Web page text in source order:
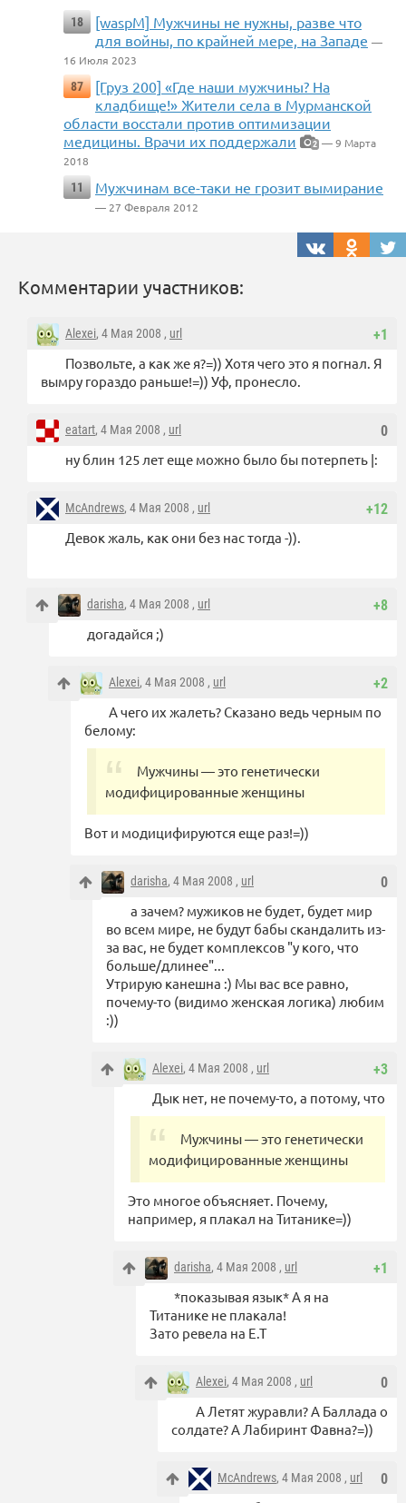
18
[waspM] Мужчины не нужны, разве что
для войны, по крайней мере, на Западе —
16 Июля 2023
87
[Груз 200] ​«Где наши мужчины? На
кладбище!» Жители села в Мурманской
области восстали против оптимизации
медицины. Врачи их поддержали
2 — 9 Марта
2018
11
Мужчинам все-таки не грозит вымирание
— 27 Февраля 2012
Комментарии участников:
+1
Alexei, 4 Мая 2008 , url
Позвольте, а как же я?=)) Хотя чего это я погнал. Я
вымру гораздо раньше!=)) Уф, пронесло.
0
eatart, 4 Мая 2008 , url
ну блин 125 лет еще можно было бы потерпеть |:
+12
McAndrews, 4 Мая 2008 , url
Девок жаль, как они без нас тогда -)).
+8
darisha, 4 Мая 2008 , url
догадайся ;)
+2
Alexei, 4 Мая 2008 , url
А чего их жалеть? Сказано ведь черным по
белому:
Мужчины — это генетически
модифицированные женщины
Вот и модицифируются еще раз!=))
0
darisha, 4 Мая 2008 , url
а зачем? мужиков не будет, будет мир
во всем мире, не будут бабы скандалить из-
за вас, не будет комплексов "у кого, что
больше/длинее"...
Утрирую канешна :) Мы вас все равно,
почему-то (видимо женская логика) любим
:))
+3
Alexei, 4 Мая 2008 , url
Дык нет, не почему-то, а потому, что
Мужчины — это генетически
модифицированные женщины
Это многое объясняет. Почему,
например, я плакал на Титанике=))
+1
darisha, 4 Мая 2008 , url
*показывая язык* А я на
Титанике не плакала!
Зато ревела на E.T
0
Alexei, 4 Мая 2008 , url
А Летят журавли? А Баллада о
солдате? А Лабиринт Фавна?=))
0
McAndrews, 4 Мая 2008 , url